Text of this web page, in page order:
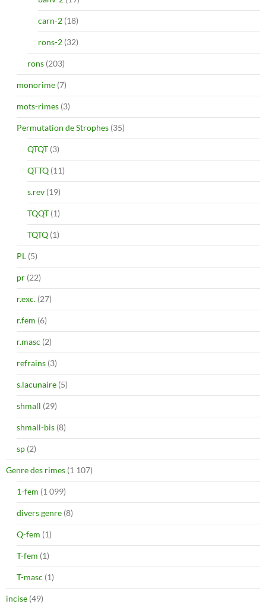
carn-2 (18)
rons-2 (32)
rons (203)
monorime (7)
mots-rimes (3)
Permutation de Strophes (35)
QTQT (3)
QTTQ (11)
s.rev (19)
TQQT (1)
TQTQ (1)
PL (5)
pr (22)
r.exc. (27)
r.fem (6)
r.masc (2)
refrains (3)
s.lacunaire (5)
shmall (29)
shmall-bis (8)
sp (2)
Genre des rimes (1 107)
1-fem (1 099)
divers genre (8)
Q-fem (1)
T-fem (1)
T-masc (1)
incise (49)